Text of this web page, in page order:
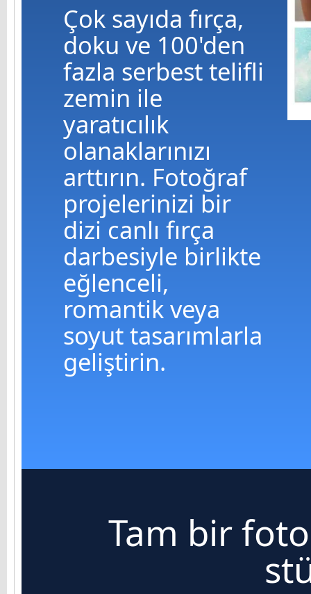
Çok sayıda fırça,
doku ve 100'den
fazla serbest telifli
zemin ile
yaratıcılık
olanaklarınızı
arttırın. Fotoğraf
projelerinizi bir
dizi canlı fırça
darbesiyle birlikte
eğlenceli,
romantik veya
soyut tasarımlarla
geliştirin.
Tam bir